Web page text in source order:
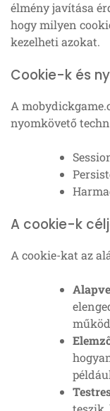
élmény javítása
hogy milyen
kezelheti azokat.
Cookie-k és
A
nyomkövető
A cookie-k
A cookie-kat az